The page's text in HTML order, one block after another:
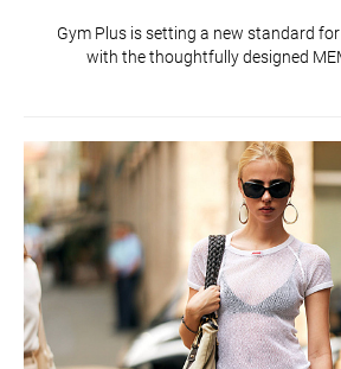
Gym Plus is setting a new standard
with the thoughtfully designed